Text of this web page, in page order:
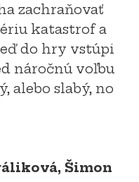
zachraňovať
katastrof a
do hry vstúpi
náročnú voľbu
alebo slabý, no
Šimon